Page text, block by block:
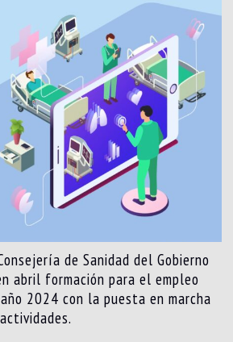
de Sanidad del Gobierno
abril formación para el empleo
2024 con la puesta en marcha